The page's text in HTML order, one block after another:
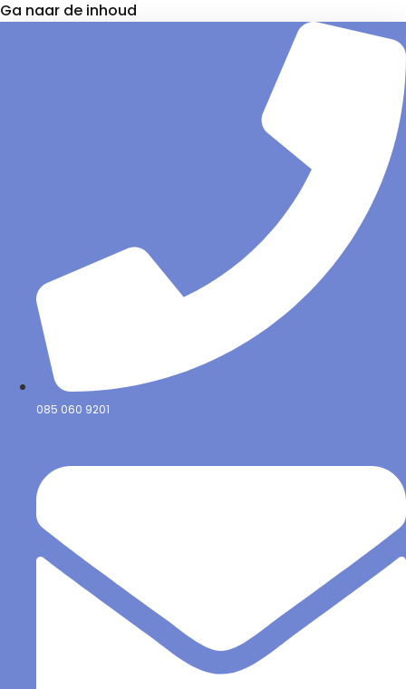
Ga naar de inhoud
085 060 9201